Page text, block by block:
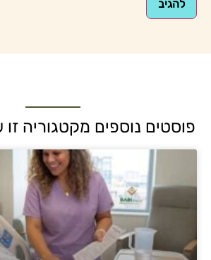
פוסטים נוספים מקטגוריה זו